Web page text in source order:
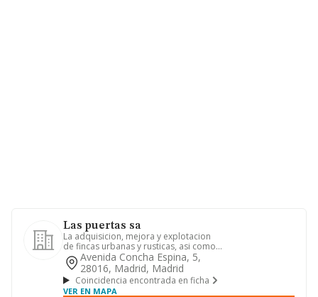
Las puertas sa
La adquisicion, mejora y explotacion
de fincas urbanas y rusticas, asi como
la compra, venta y arre...
Avenida Concha Espina, 5,
28016, Madrid, Madrid
Coincidencia encontrada en ficha
VER EN MAPA